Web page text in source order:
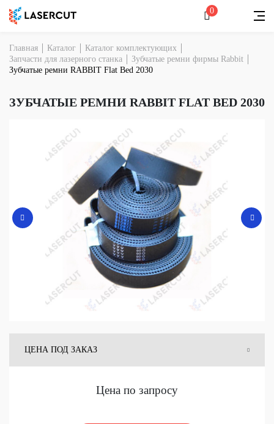
0
Главная Каталог
Каталог комплектующих
Запчасти для лазерного станка
Зубчатые ремни фирмы Rabbit
Зубчатые ремни RABBIT Flat Bed 2030
ЗУБЧАТЫЕ РЕМНИ RABBIT FLAT BED 2030
ЦЕНА ПОД ЗАКАЗ
Цена по запросу